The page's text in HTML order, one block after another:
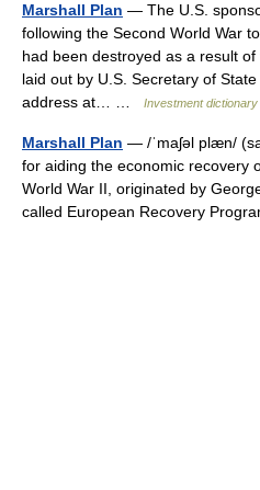
Marshall Plan — The U.S.
following the Second World War
had been destroyed as a result
laid out by U.S. Secretary of
address at… …
Investment dictionary
Marshall Plan — /ˈmaʃəl plæn/
for aiding the economic recovery
World War II, originated by
called European Recovery